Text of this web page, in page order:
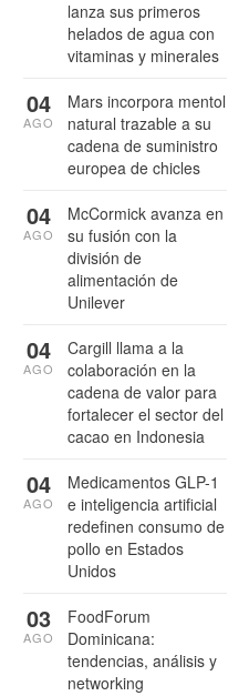
lanza sus primeros
helados de agua con
vitaminas y minerales
Mars incorpora mentol
natural trazable a su
cadena de suministro
europea de chicles
04
AGO
McCormick avanza en
su fusión con la
división de
alimentación de
Unilever
04
AGO
Cargill llama a la
colaboración en la
cadena de valor para
fortalecer el sector del
cacao en Indonesia
04
AGO
Medicamentos GLP-1
e inteligencia artificial
redefinen consumo de
pollo en Estados
Unidos
04
AGO
FoodForum
Dominicana:
tendencias, análisis y
networking
03
AGO